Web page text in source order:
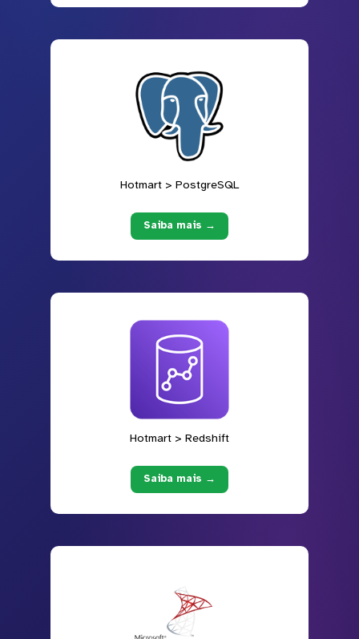
Hotmart > PostgreSQL
Saiba mais →
Hotmart > Redshift
Saiba mais →